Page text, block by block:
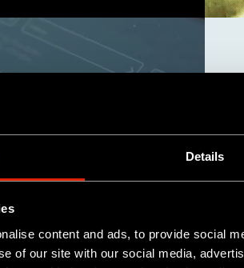
Details
content and ads, to provide social
of our site with our social media,